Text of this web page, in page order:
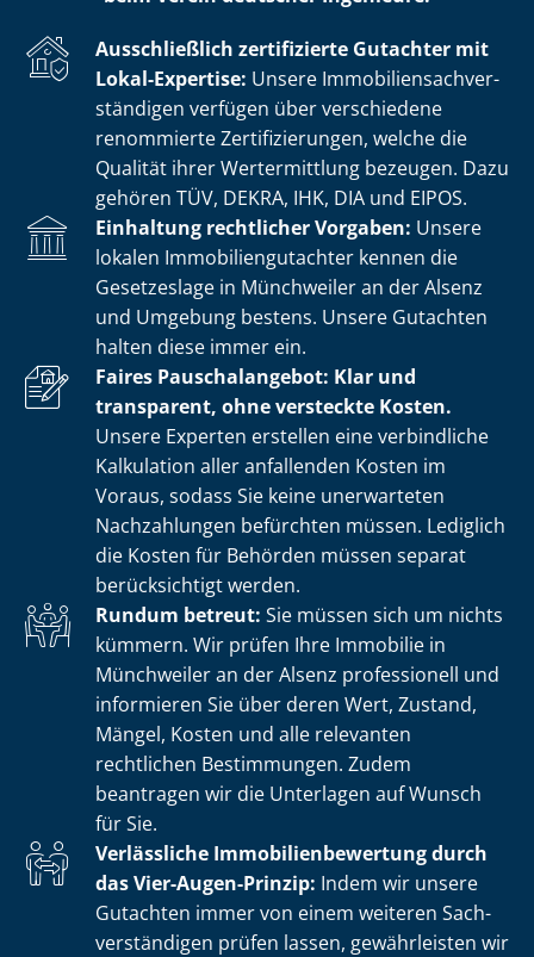
Ausschließlich zertifizierte Gutachter mit
Lokal-Expertise: Unsere Im­mo­bi­li­en­sach­ver­
stän­di­gen verfügen über verschiedene
renommierte Zer­ti­fi­zie­run­gen, welche die
Qualität ihrer Wertermittlung bezeugen. Dazu
gehören TÜV, DEKRA, IHK, DIA und EIPOS.
Einhaltung rechtlicher Vorgaben: Unsere
lokalen Im­mo­bi­li­en­gut­ach­ter kennen die
Gesetzeslage in Münchweiler an der Alsenz
und Umgebung bestens. Unsere Gutachten
halten diese immer ein.
Faires Pauschalangebot: Klar und
transparent, ohne versteckte Kosten.
Unsere Experten erstellen eine verbindliche
Kalkulation aller anfallenden Kosten im
Voraus, sodass Sie keine unerwarteten
Nachzahlungen befürchten müssen. Lediglich
die Kosten für Behörden müssen separat
berücksichtigt werden.
Rundum betreut: Sie müssen sich um nichts
kümmern. Wir prüfen Ihre Immobilie in
Münchweiler an der Alsenz professionell und
informieren Sie über deren Wert, Zustand,
Mängel, Kosten und alle relevanten
rechtlichen Bestimmungen. Zudem
beantragen wir die Unterlagen auf Wunsch
für Sie.
Verlässliche Im­mo­bi­li­en­be­wer­tung durch
das Vier-Augen-Prinzip: Indem wir unsere
Gutachten immer von einem weiteren Sach­
ver­stän­di­gen prüfen lassen, gewährleisten wir